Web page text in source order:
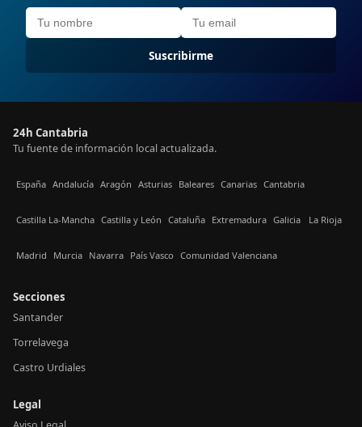
Suscribirme
24h Cantabria
Tu fuente de información local actualizada.
España Andalucía Aragón Asturias Baleares Canarias Cantabria
Castilla La-Mancha Castilla y León Cataluña Extremadura Galicia La Rioja
Madrid Murcia Navarra País Vasco Comunidad Valenciana
Secciones
Santander
Torrelavega
Castro Urdiales
Legal